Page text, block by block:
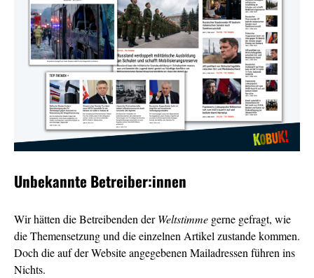
Unbekannte Betreiber:innen
Wir hätten die Betreibenden derWeltstimme gerne gefragt, wie
die Themensetzung und die einzelnen Artikel zustande kommen.
Doch die auf der Website angegebenen Mailadressen führen ins
Nichts.